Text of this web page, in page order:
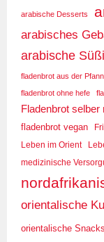
arabische Desserts
arabisches
arabische
fladenbrot aus der
fladenbrot ohne hefe
Fladenbrot selber
fladenbrot vegan
Leben im Orient
medizinische
orientalische
orientalische